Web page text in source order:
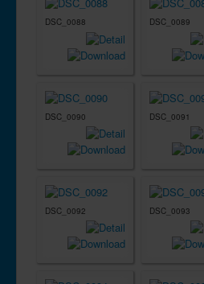
DSC_0088 DSC_0089
DSC_0090 DSC_0091
DSC_0092 DSC_0093